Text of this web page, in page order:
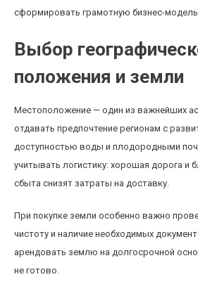
сформировать грамотную бизнес-модель
Выбор
положения и земли
Местоположение — один из важнейших
отдавать предпочтение регионам с
доступностью воды и плодородными
учитывать логистику: хорошая дорога и
сбыта снизят затраты на доставку.
При покупке земли особенно важно
чистоту и наличие необходимых
арендовать землю на долгосрочной
не готово.